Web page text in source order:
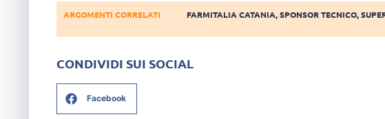
ARGOMENTI CORRELATI FARMITALIA CATANIA,SPONSOR TECNICO,
CONDIVIDI SUI SOCIAL
Facebook